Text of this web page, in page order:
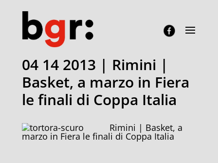
04 14 2013 | Rimini |
Basket, a marzo in Fiera
le finali di Coppa Italia
Rimini | Basket, a
marzo in Fiera le finali di Coppa Italia